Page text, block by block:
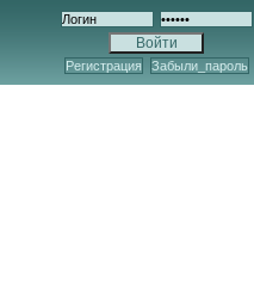
Регистрация Забыли_пароль